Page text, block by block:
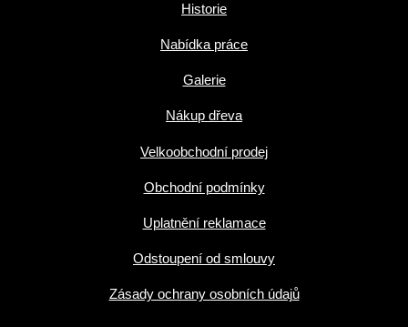
Historie
Nabídka práce
Galerie
Nákup dřeva
Velkoobchodní prodej
Obchodní podmínky
Uplatnění reklamace
Odstoupení od smlouvy
Zásady ochrany osobních údajů